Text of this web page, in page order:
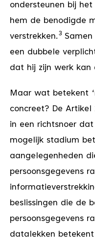
ondersteunen bij
hem de benodigde
verstrekken. 3
een dubbele
dat hij zijn werk kan
Maar wat betekent
concreet? De
in een richtsnoer
mogelijk stadium
aangelegenheden
persoonsgegevens
beslissingen die de
persoonsgegevens
datalekken